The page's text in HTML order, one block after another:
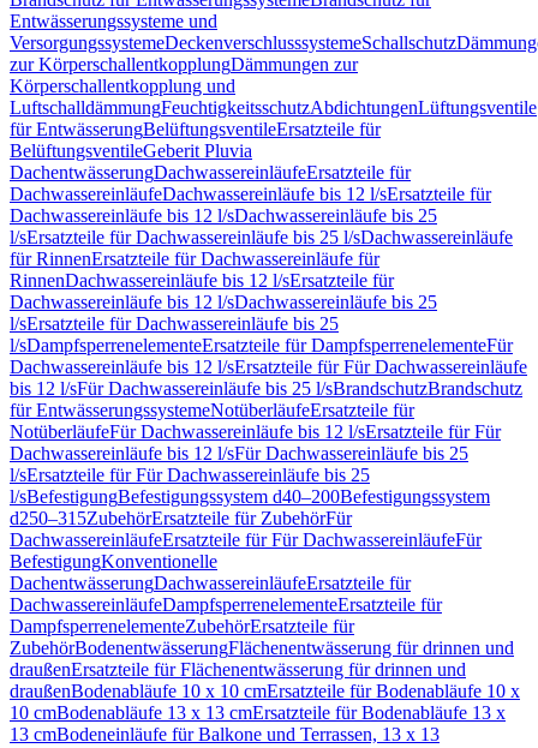
Entwässerungssysteme und
VersorgungssystemeDeckenverschlusssystemeSchallschutz
zur KörperschallentkopplungDämmungen zur
Körperschallentkopplung und
LuftschalldämmungFeuchtigkeitsschutzAbdichtungenLüftungsventile
für EntwässerungBelüftungsventileErsatzteile für
BelüftungsventileGeberit Pluvia
DachentwässerungDachwassereinläufeErsatzteile für
DachwassereinläufeDachwassereinläufe bis 12 l/sErsatzteile für
Dachwassereinläufe bis 12 l/sDachwassereinläufe bis 25
l/sErsatzteile für Dachwassereinläufe bis 25 l/sDachwassereinläufe
für RinnenErsatzteile für Dachwassereinläufe für
RinnenDachwassereinläufe bis 12 l/sErsatzteile für
Dachwassereinläufe bis 12 l/sDachwassereinläufe bis 25
l/sErsatzteile für Dachwassereinläufe bis 25
l/sDampfsperrenelementeErsatzteile für DampfsperrenelementeFür
Dachwassereinläufe bis 12 l/sErsatzteile für Für Dachwassereinläufe
bis 12 l/sFür Dachwassereinläufe bis 25 l/sBrandschutzBrandschutz
für EntwässerungssystemeNotüberläufeErsatzteile für
NotüberläufeFür Dachwassereinläufe bis 12 l/sErsatzteile für Für
Dachwassereinläufe bis 12 l/sFür Dachwassereinläufe bis 25
l/sErsatzteile für Für Dachwassereinläufe bis 25
l/sBefestigungBefestigungssystem d40–200Befestigungssystem
d250–315ZubehörErsatzteile für ZubehörFür
DachwassereinläufeErsatzteile für Für DachwassereinläufeFür
BefestigungKonventionelle
DachentwässerungDachwassereinläufeErsatzteile für
DachwassereinläufeDampfsperrenelementeErsatzteile für
DampfsperrenelementeZubehörErsatzteile für
ZubehörBodenentwässerungFlächenentwässerung für drinnen und
draußenErsatzteile für Flächenentwässerung für drinnen und
draußenBodenabläufe 10 x 10 cmErsatzteile für Bodenabläufe 10 x
10 cmBodenabläufe 13 x 13 cmErsatzteile für Bodenabläufe 13 x
13 cmBodeneinläufe für Balkone und Terrassen, 13 x 13